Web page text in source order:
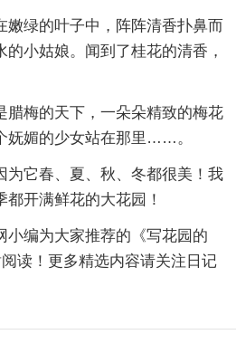
嫩绿的叶子中，阵阵清香扑鼻而
小姑娘。闻到了桂花的清香，
腊梅的天下，一朵朵精致的梅花
妩媚的少女站在那里……。
为它春、夏、秋、冬都很美！我
开满鲜花的大花园！
小编为大家推荐的《写花园的
读！更多精选内容请关注日记